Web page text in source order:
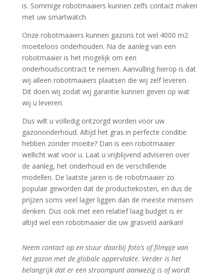
is. Sommige robotmaaiers kunnen zelfs contact maken
met uw smartwatch.
Onze robotmaaiers kunnen gazons tot wel 4000 m2
moeiteloos onderhouden. Na de aanleg van een
robotmaaier is het mogelijk om een
onderhoudscontract te nemen. Aanvulling hierop is dat
wij alleen robotmaaiers plaatsen die wij zelf leveren.
Dit doen wij zodat wij garantie kunnen geven op wat
wij u leveren.
Dus wilt u volledig ontzorgd worden voor uw
gazononderhoud. Altijd het gras in perfecte conditie
hebben zonder moeite? Dan is een robotmaaier
wellicht wat voor u. Laat u vrijblijvend adviseren over
de aanleg, het onderhoud en de verschillende
modellen. De laatste jaren is de robotmaaier zo
populair geworden dat de productiekosten, en dus de
prijzen soms veel lager liggen dan de meeste mensen
denken. Dus ook met een relatief laag budget is er
altijd wel een robotmaaier die uw grasveld aankan!
Neem contact op en stuur daarbij foto’s of filmpje van
het gazon met de globale oppervlakte. Verder is het
belangrijk dat er een stroompunt aanwezig is of wordt